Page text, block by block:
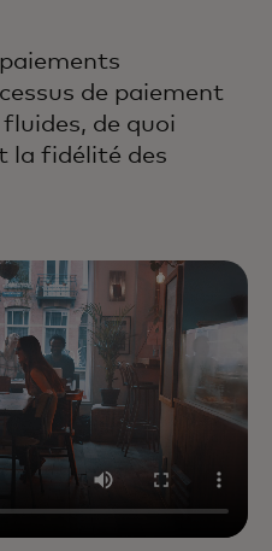
de paiement
de quoi
la fidélité des